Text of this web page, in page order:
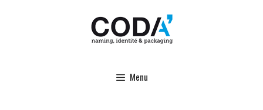
Menu